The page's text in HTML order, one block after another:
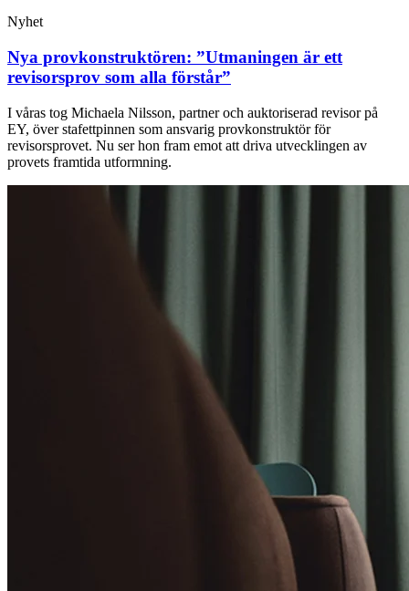
Nyhet
Nya provkonstruktören: ”Utmaningen är ett
revisorsprov som alla förstår”
I våras tog Michaela Nilsson, partner och auktoriserad revisor på
EY, över stafettpinnen som ansvarig provkonstruktör för
revisorsprovet. Nu ser hon fram emot att driva utvecklingen av
provets framtida utformning.